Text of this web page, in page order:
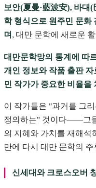
보안(夏曼·藍波安), 바대
학 형식으로 원주민 문화
며 , 대만 문학에 새로운
대만문학망의 통계에 따
개인 정보와 작품 출판
민 작가가 중요한 비율을
이 작가들은 "과거를 그
정의하는" 것이다——그
의 지혜와 가치를 재해석
만에 다시 대만 문학의
신세대와 크로스오버